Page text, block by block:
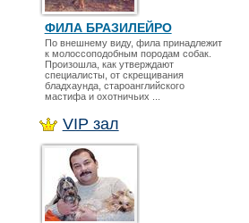
ФИЛА БРАЗИЛЕЙРО
По внешнему виду, фила принадлежит
к молоссоподобным породам собак.
Произошла, как утверждают
специалисты, от скрещивания
бладхаунда, староанглийского
мастифа и охотничьих ...
VIP зал